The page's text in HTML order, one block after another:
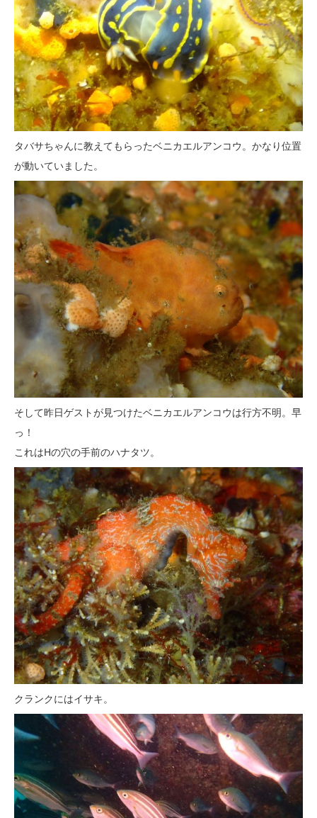
タバサちゃんに教えてもらったベニカエルアンコウ。かなり位置
が動いていました。
そして昨日ゲストが見つけたベニカエルアンコウは行方不明。早
っ！
これはHの穴の手前のハナタツ。
クランクにはイサキ。